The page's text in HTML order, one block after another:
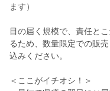
ます）
目の届く規模で、責任と
るため、数量限定での販
込みください。
＜ここがイチオシ！＞